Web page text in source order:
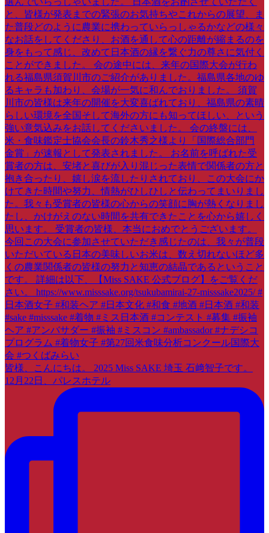
皆様、こんにちは。 2025 Miss SAKE 埼玉 石﨑智子です。
12月22日、パレスホテル